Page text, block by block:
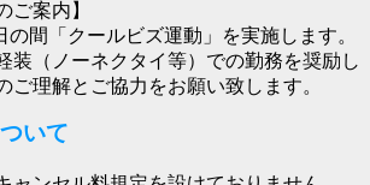
ご案内】
間「クールビズ運動」を実施します。
装（ノーネクタイ等）での勤務を奨励し
ご理解とご協力をお願い致します。
いて